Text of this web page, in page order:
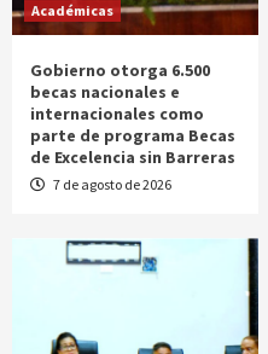
Académicas
Gobierno otorga 6.500
becas nacionales e
internacionales como
parte de programa Becas
de Excelencia sin Barreras
7 de agosto de 2026